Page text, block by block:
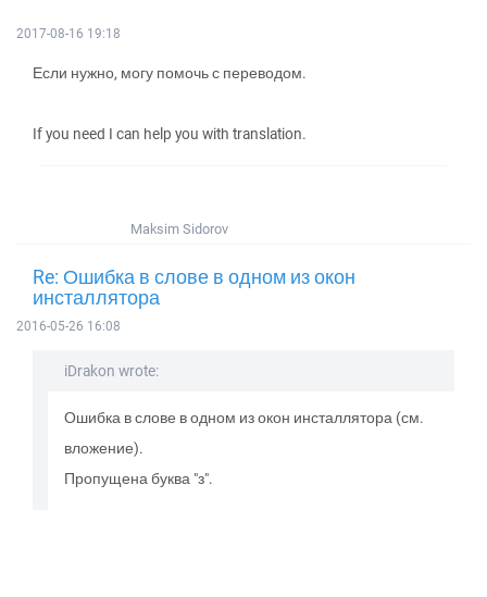
2017-08-16 19:18
Если нужно, могу помочь с переводом.
If you need I can help you with translation.
Maksim Sidorov
Re: Ошибка в слове в одном из окон
инсталлятора
2016-05-26 16:08
iDrakon wrote:
Ошибка в слове в одном из окон инсталлятора (см.
вложение).
Пропущена буква "з".